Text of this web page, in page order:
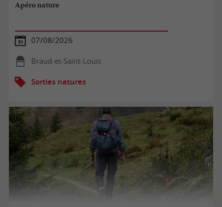
Apéro nature
07/08/2026
Braud-et-Saint-Louis
Sorties natures